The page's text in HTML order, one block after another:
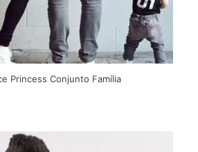
Princess Conjunto Família